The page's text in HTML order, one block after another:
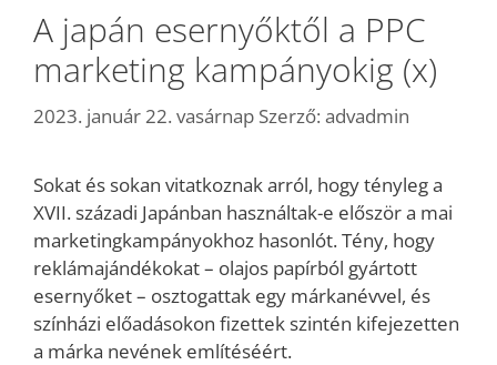
A japán esernyőktől a PPC
marketing kampányokig (x)
2023. január 22. vasárnap Szerző: advadmin
Sokat és sokan vitatkoznak arról, hogy tényleg a
XVII. századi Japánban használtak-e először a mai
marketingkampányokhoz hasonlót. Tény, hogy
reklámajándékokat – olajos papírból gyártott
esernyőket – osztogattak egy márkanévvel, és
színházi előadásokon fizettek szintén kifejezetten
a márka nevének említéséért.